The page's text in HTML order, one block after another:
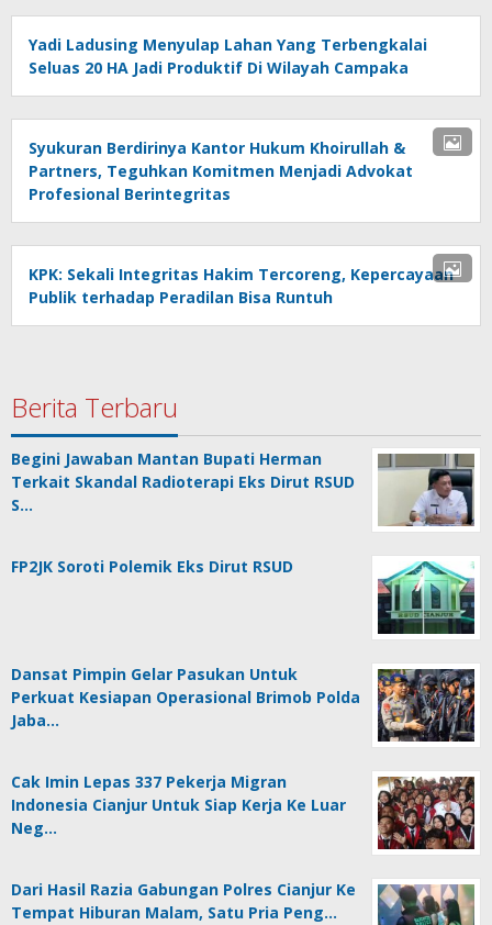
Yadi Ladusing Menyulap Lahan Yang Terbengkalai
Seluas 20 HA Jadi Produktif Di Wilayah Campaka
Syukuran Berdirinya Kantor Hukum Khoirullah &
Partners, Teguhkan Komitmen Menjadi Advokat
Profesional Berintegritas
KPK: Sekali Integritas Hakim Tercoreng, Kepercayaan
Publik terhadap Peradilan Bisa Runtuh
Berita Terbaru
Begini Jawaban Mantan Bupati Herman
Terkait Skandal Radioterapi Eks Dirut RSUD
S…
FP2JK Soroti Polemik Eks Dirut RSUD
Dansat Pimpin Gelar Pasukan Untuk
Perkuat Kesiapan Operasional Brimob Polda
Jaba…
Cak Imin Lepas 337 Pekerja Migran
Indonesia Cianjur Untuk Siap Kerja Ke Luar
Neg…
Dari Hasil Razia Gabungan Polres Cianjur Ke
Tempat Hiburan Malam, Satu Pria Peng…